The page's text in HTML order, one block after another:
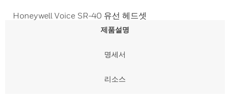
Honeywell Voice SR-40 유선 헤드셋
제품설명
명세서
리소스